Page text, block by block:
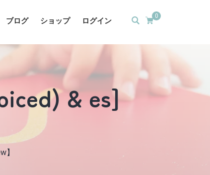
0
ブログ ショップ ログイン
& es]
】